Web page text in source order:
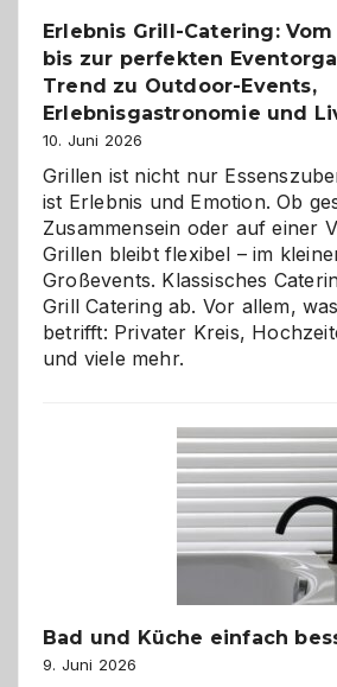
Erlebnis Grill-Catering:
bis zur perfekten
Trend zu Outdoor-Events,
Erlebnisgastronomie und
10. Juni 2026
Grillen ist nicht nur
ist Erlebnis und Emotion. Ob
Zusammensein oder auf einer
Grillen bleibt flexibel – im
Großevents. Klassisches
Grill Catering ab. Vor allem,
betrifft: Privater Kreis,
und viele mehr.
Bad und Küche einfach
9. Juni 2026